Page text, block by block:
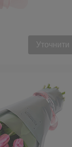
Уточнити